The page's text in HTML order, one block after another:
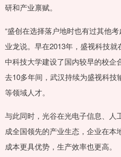
研和产业禀赋。
“盛创在选择落户地时也有过其他
业龙说。早在2013年，盛视科技
中科技大学建设了国内较早的校企
去10多年间，武汉持续为盛视科
等领域人才。
与此同时，光谷在光电子信息、人
成全国领先的产业生态，企业在本
成本更具优势，生产效率也更高。